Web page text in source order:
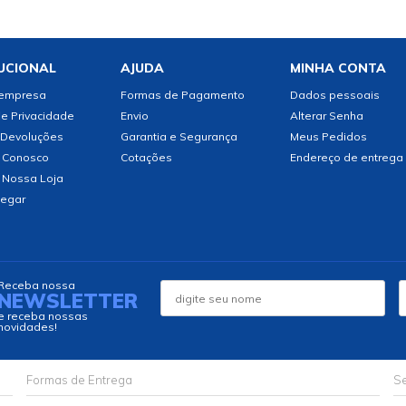
Privacidade
Nossa Loja
AJUDA
Formas de Pagamento
Envio
Garantia e Segurança
Cotações
MINHA CONTA
Dados pessoais
Alterar Senha
Meus Pedidos
Endereço de entrega
nossa
receba nossas
Formas de Entrega